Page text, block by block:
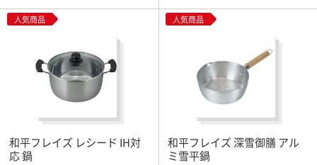
人気商品
和平フレイズ レシード IH対
応 鍋
人気商品
和平フレイズ 深雪御膳 アル
ミ雪平鍋